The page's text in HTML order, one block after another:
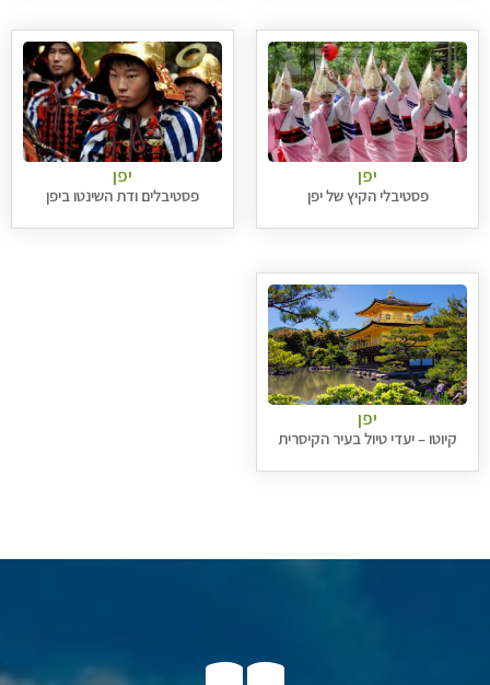
יפן
פסטיבלי הקיץ של יפן
יפן
פסטיבלים ודת השינטו ביפן
יפן
קיוטו – יעדי טיול בעיר הקיסרית